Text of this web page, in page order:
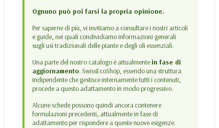
Ognuno può poi farsi la propria opinione.
Per saperne di più, vi invitiamo a consultare i nostri articoli
e guide, nei quali condividiamo informazioni generali
sugli usi tradizionali delle piante e degli oli essenziali.
Una parte del nostro catalogo è attualmente in fase di
aggiornamento. SwissEcoShop, essendo una struttura
indipendente che gestisce internamente tutti i contenuti,
procede a questo adattamento in modo progressivo.
Alcune schede possono quindi ancora contenere
formulazioni precedenti, attualmente in fase di
adattamento per rispondere a queste nuove esigenze.